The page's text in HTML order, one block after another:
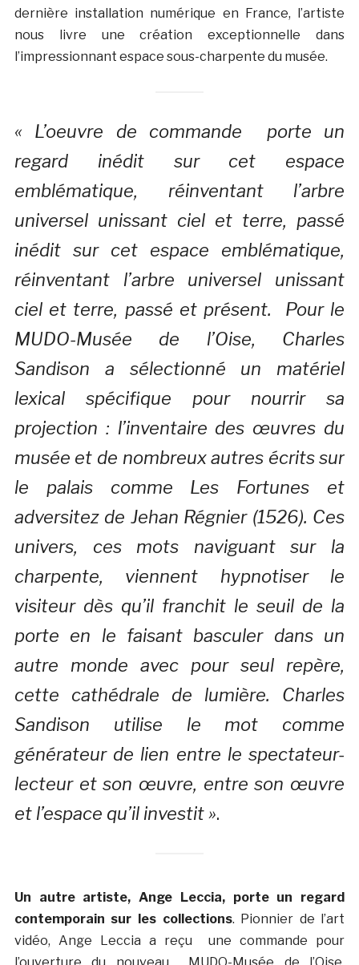
dernière installation numérique en France, l’artiste
nous livre une création exceptionnelle dans
l’impressionnant espace sous-charpente du musée.
« L’oeuvre de commande porte un
regard inédit sur cet espace
emblématique, réinventant l’arbre
universel unissant ciel et terre, passé
inédit sur cet espace emblématique,
réinventant l’arbre universel unissant
ciel et terre, passé et présent. Pour le
MUDO-Musée de l’Oise, Charles
Sandison a sélectionné un matériel
lexical spécifique pour nourrir sa
projection : l’inventaire des œuvres du
musée et de nombreux autres écrits sur
le palais comme Les Fortunes et
adversitez de Jehan Régnier (1526). Ces
univers, ces mots naviguant sur la
charpente, viennent hypnotiser le
visiteur dès qu’il franchit le seuil de la
porte en le faisant basculer dans un
autre monde avec pour seul repère,
cette cathédrale de lumière. Charles
Sandison utilise le mot comme
générateur de lien entre le spectateur-
lecteur et son œuvre, entre son œuvre
et l’espace qu’il investit ».
Un autre artiste, Ange Leccia, porte un regard
contemporain sur les collections. Pionnier de l’art
vidéo, Ange Leccia a reçu une commande pour